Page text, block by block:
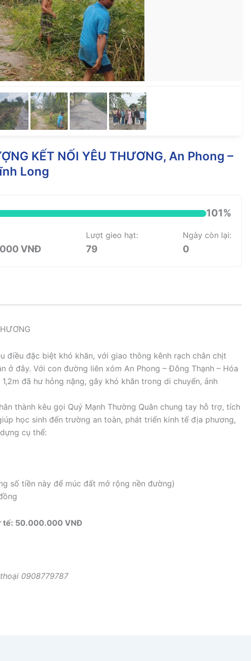
KẾT NỐI YÊU THƯƠNG, An Phong –
Long
101%
VNĐ
Lượt gieo hạt:
79
Ngày còn lại:
0
đặc biệt khó khăn, với giao thông kênh rạch chằn chịt
ở đây. Với con đường liên xóm An Phong – Đông Thạnh – Hóa
đã hư hỏng nặng, gây khó khăn trong di chuyển, ảnh
thành kêu gọi Quý Mạnh Thường Quân chung tay hỗ trợ, tích
học sinh đến trường an toàn, phát triển kinh tế địa phương,
cụ thể:
số tiền này để múc đất mở rộng nền đường)
tế: 50.000.000 VNĐ
0908779787